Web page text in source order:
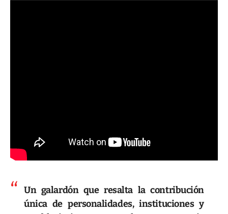
Un galardón que resalta la contribución
única de personalidades, instituciones y